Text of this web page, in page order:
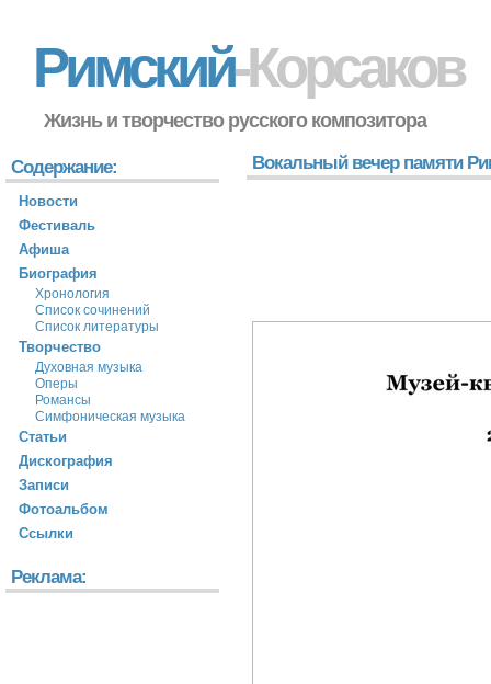
Римский-Корсаков
Жизнь и творчество русского композитора
Вокальный вечер памяти
Содержание:
Новости
Фестиваль
Афиша
Биография
Хронология
Список сочинений
Список литературы
Творчество
Духовная музыка
Оперы
Романсы
Симфоническая музыка
Статьи
Дискография
Записи
Фотоальбом
Ссылки
Реклама: